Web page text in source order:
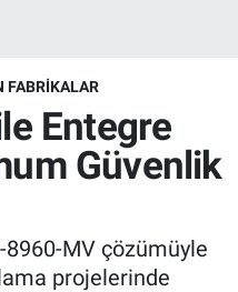
FABRIKALAR
Entegre
Güvenlik
8960-MV çözümüyle
projelerinde